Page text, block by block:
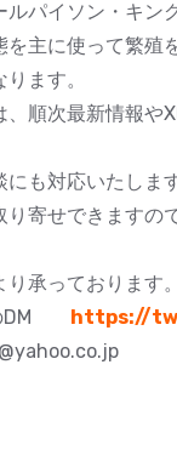
パイソン・キン
主に使って繁殖
ます。
順次最新情報や
も対応いたします
寄せできますの
承っております。
のDM
https://